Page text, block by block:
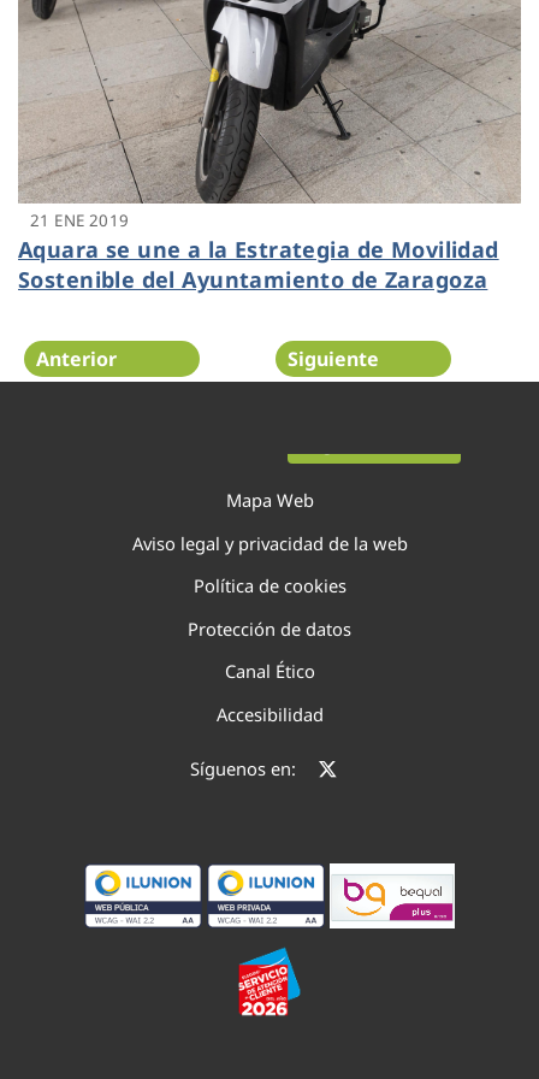
21 ENE 2019
Aquara se une a la Estrategia de Movilidad
Sostenible del Ayuntamiento de Zaragoza
Anterior Siguiente
Mapa Web
Aviso legal y privacidad de la web
Política de cookies
Protección de datos
Canal Ético
Accesibilidad
Síguenos en: